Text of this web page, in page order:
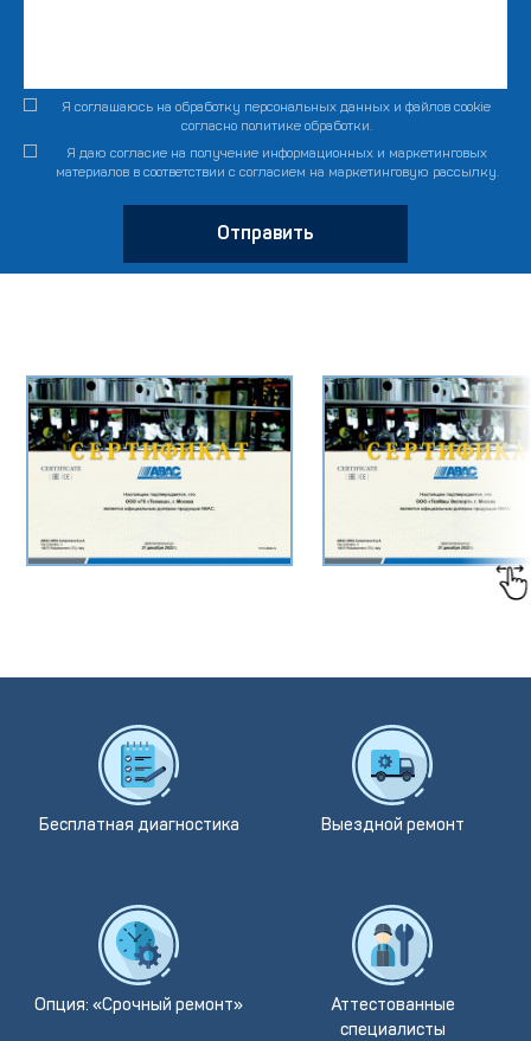
Я соглашаюсь на обработку персональных данных и файлов cookie
согласно политике обработки.
Я даю согласие на получение информационных и маркетинговых
материалов в соответствии с согласием на маркетинговую рассылку.
Отправить
Бесплатная диагностика Выездной ремонт
Опция: «Срочный ремонт»
Аттестованные
специалисты